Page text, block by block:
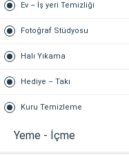
Ev – İş yeri Temizliği
Fotoğraf Stüdyosu
Halı Yıkama
Hediye – Takı
Kuru Temizleme
Yeme - İçme